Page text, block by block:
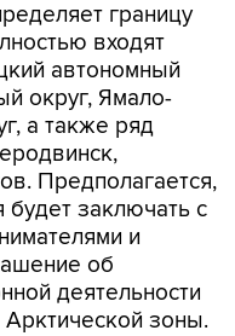
границу
входят
автономный
округ, Ямало-
а также ряд
Предполагается,
заключать с
и
об
деятельности
Арктической зоны.